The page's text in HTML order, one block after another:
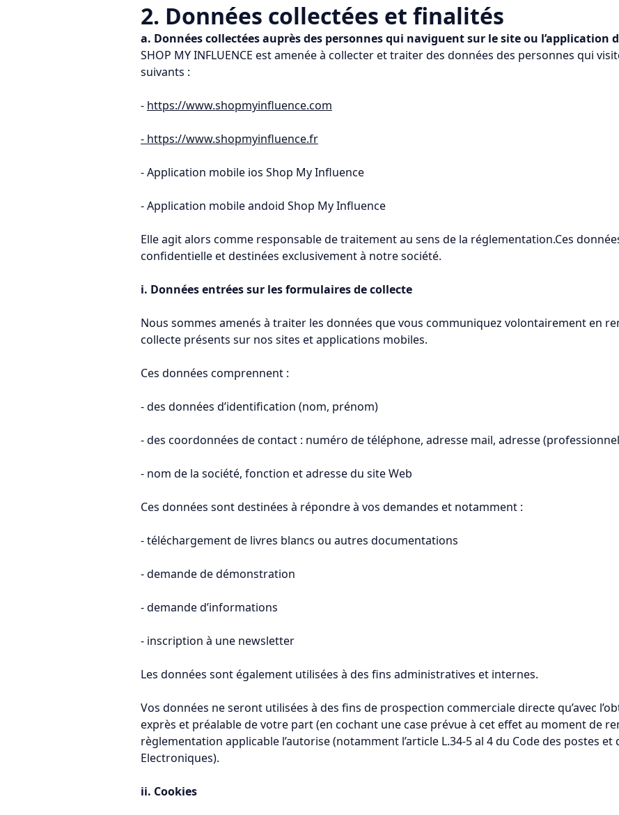
2. Données collectées et finalités
a. Données collectées auprès des personnes qui naviguent sur le site ou l’application
SHOP MY INFLUENCE est amenée à collecter et traiter des données des personnes qui
suivants :
- https://www.shopmyinfluence.com
- https://www.shopmyinfluence.fr
- Application mobile ios Shop My Influence
- Application mobile andoid Shop My Influence
Elle agit alors comme responsable de traitement au sens de la réglementation.Ces
confidentielle et destinées exclusivement à notre société.
i. Données entrées sur les formulaires de collecte
Nous sommes amenés à traiter les données que vous communiquez volontairement en
collecte présents sur nos sites et applications mobiles.
Ces données comprennent :
- des données d’identification (nom, prénom)
- des coordonnées de contact : numéro de téléphone, adresse mail, adresse
- nom de la société, fonction et adresse du site Web
Ces données sont destinées à répondre à vos demandes et notamment :
- téléchargement de livres blancs ou autres documentations
- demande de démonstration
- demande d’informations
- inscription à une newsletter
Les données sont également utilisées à des fins administratives et internes.
Vos données ne seront utilisées à des fins de prospection commerciale directe qu’avec
exprès et préalable de votre part (en cochant une case prévue à cet effet au moment de
règlementation applicable l’autorise (notamment l’article L.34-5 al 4 du Code des postes
Electroniques).
ii. Cookies